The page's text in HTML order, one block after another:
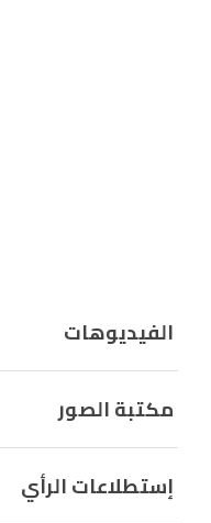
الفيديوهات
مكتبة الصور
إستطلاعات الرأي